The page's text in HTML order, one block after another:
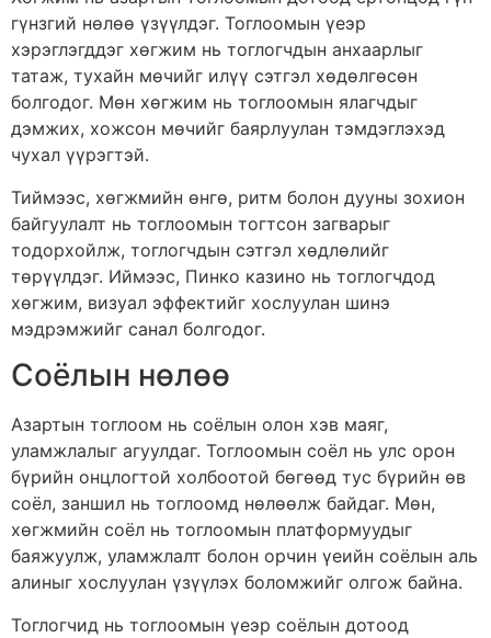
гүнзгий нөлөө үзүүлдэг. Тоглоомын үеэр
хэрэглэгддэг хөгжим нь тоглогчдын анхаарлыг
татаж, тухайн мөчийг илүү сэтгэл хөдөлгөсөн
болгодог. Мөн хөгжим нь тоглоомын ялагчдыг
дэмжих, хожсон мөчийг баярлуулан тэмдэглэхэд
чухал үүрэгтэй.
Тиймээс, хөгжмийн өнгө, ритм болон дууны зохион
байгуулалт нь тоглоомын тогтсон загварыг
тодорхойлж, тоглогчдын сэтгэл хөдлөлийг
төрүүлдэг. Иймээс, Пинко казино нь тоглогчдод
хөгжим, визуал эффектийг хослуулан шинэ
мэдрэмжийг санал болгодог.
Соёлын нөлөө
Азартын тоглоом нь соёлын олон хэв маяг,
уламжлалыг агуулдаг. Тоглоомын соёл нь улс орон
бүрийн онцлогтой холбоотой бөгөөд тус бүрийн өв
соёл, заншил нь тоглоомд нөлөөлж байдаг. Мөн,
хөгжмийн соёл нь тоглоомын платформуудыг
баяжуулж, уламжлалт болон орчин үеийн соёлын аль
алиныг хослуулан үзүүлэх боломжийг олгож байна.
Тоглогчид нь тоглоомын үеэр соёлын дотоод